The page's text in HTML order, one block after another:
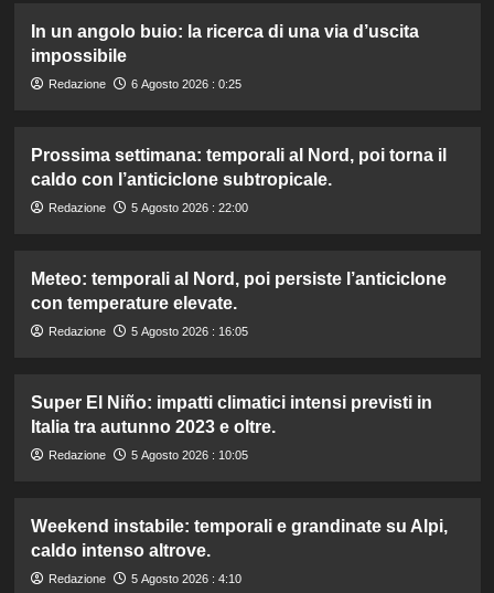
In un angolo buio: la ricerca di una via d’uscita
impossibile
Redazione 6 Agosto 2026 : 0:25
Prossima settimana: temporali al Nord, poi torna il
caldo con l’anticiclone subtropicale.
Redazione 5 Agosto 2026 : 22:00
Meteo: temporali al Nord, poi persiste l’anticiclone
con temperature elevate.
Redazione 5 Agosto 2026 : 16:05
Super El Niño: impatti climatici intensi previsti in
Italia tra autunno 2023 e oltre.
Redazione 5 Agosto 2026 : 10:05
Weekend instabile: temporali e grandinate su Alpi,
caldo intenso altrove.
Redazione 5 Agosto 2026 : 4:10